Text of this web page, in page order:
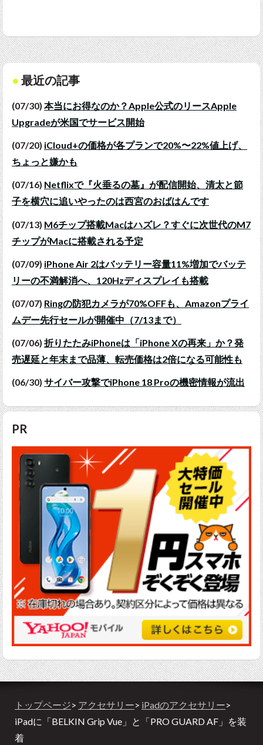
最近の記事
(07/30) 本当にお得なのか？Apple公式のリースApple
Upgradeが米国でサービス開始
(07/20) iCloud+の価格が各プランで20%〜22%値上げ、
ちょっと嫌かも
(07/16) Netflixで『火垂るの墓』が配信開始、清太と節
子を横穴に追いやったのは西宮のおばはんです
(07/13) M6チップ搭載Macはハズレ？すぐに次世代のM7
チップがMacに搭載される予定
(07/09) iPhone Air 2はバッテリー容量11%増加でバッテ
リーの不満解消へ、120Hzディスプレイも搭載
(07/07) Ringの防犯カメラが70%OFFも、Amazonプライ
ムデー先行セールが開催中（7/13まで）
(07/06) 折りたたみiPhoneは「iPhone Xの再来」か？発
売遅延と年末まで品薄、転売価格は2倍になる可能性も
(06/30) サイバー攻撃でiPhone 18 Proの機密情報が流出
PR
トップページ> アクセサリー> iPadのアクセサリー>
iPadに「BELKIN Grip Vue」と「PRO GUARD AF」を装
着